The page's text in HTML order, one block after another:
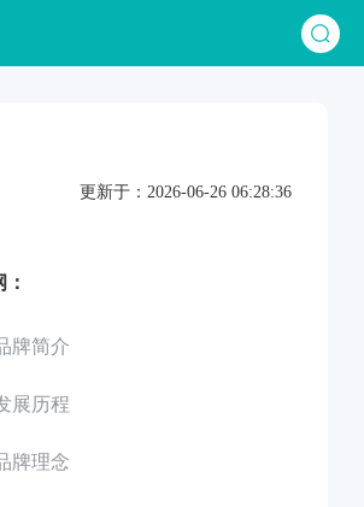
更新于：2026-06-26 06:28:36
牌简介
展历程
牌理念